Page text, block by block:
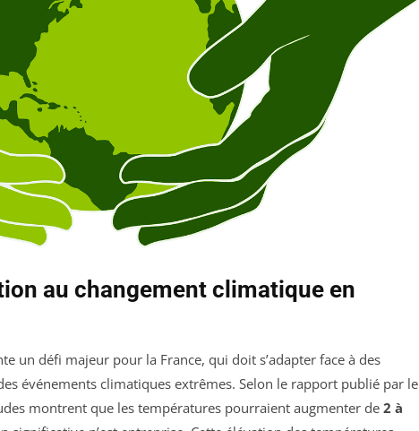
au changement climatique en
un défi majeur pour la France, qui doit s’adapter face à des
événements climatiques extrêmes. Selon le rapport publié par le
montrent que les températures pourraient augmenter de 2 à